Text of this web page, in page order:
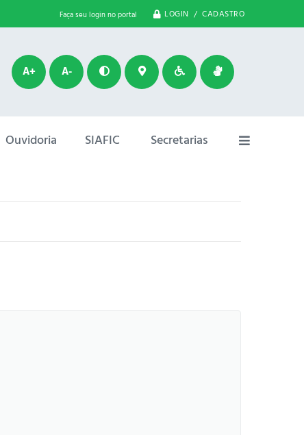
Faça seu login no portal LOGIN / CADASTRO
A+ A-
Ouvidoria SIAFIC Secretarias